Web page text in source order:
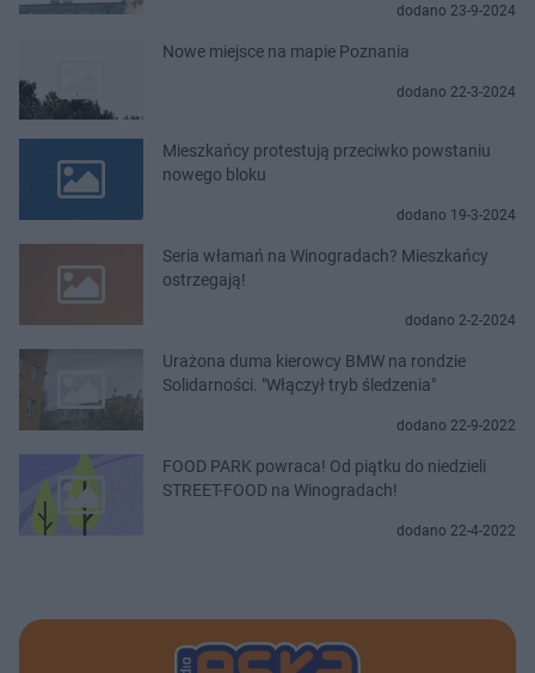
dodano 23-9-2024
Nowe miejsce na mapie Poznania
dodano 22-3-2024
Mieszkańcy protestują przeciwko powstaniu
nowego bloku
dodano 19-3-2024
Seria włamań na Winogradach? Mieszkańcy
ostrzegają!
dodano 2-2-2024
Urażona duma kierowcy BMW na rondzie
Solidarności. "Włączył tryb śledzenia"
dodano 22-9-2022
FOOD PARK powraca! Od piątku do niedzieli
STREET-FOOD na Winogradach!
dodano 22-4-2022